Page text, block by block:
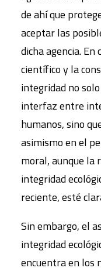
de ahí que
aceptar las
dicha agencia. En
científico y la
integridad no
interfaz entre
humanos, sino
asimismo en el
moral, aunque la
integridad
reciente, esté
Sin embargo, el
integridad
encuentra en los